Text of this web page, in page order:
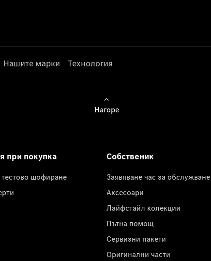
Нашите марки Технология
Нагоре
при покупка
тестово шофиране
Собственик
Заявяване час за обслужване
Аксесоари
Лайфстайл колекции
Пътна помощ
Сервизни пакети
Оригинални части